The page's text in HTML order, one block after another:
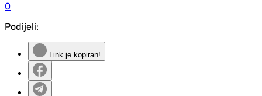
0
Podijeli:
Link je kopiran!